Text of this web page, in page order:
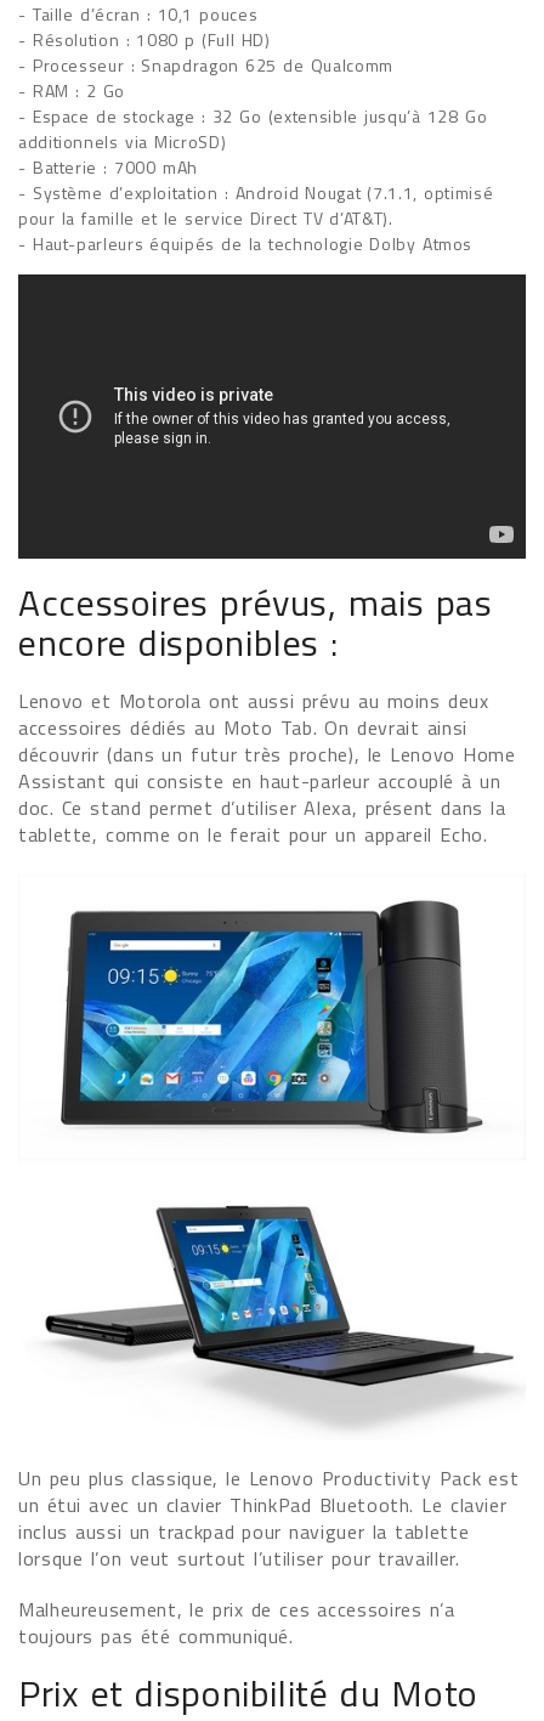
- Taille d’écran : 10,1 pouces
- Résolution : 1080 p (Full HD)
- Processeur : Snapdragon 625 de Qualcomm
- RAM : 2 Go
- Espace de stockage : 32 Go (extensible jusqu’à 128 Go
additionnels via MicroSD)
- Batterie : 7000 mAh
- Système d’exploitation : Android Nougat (7.1.1, optimisé
pour la famille et le service Direct TV d’AT&T).
- Haut-parleurs équipés de la technologie Dolby Atmos
Accessoires prévus, mais pas
encore disponibles :
Lenovo et Motorola ont aussi prévu au moins deux
accessoires dédiés au Moto Tab. On devrait ainsi
découvrir (dans un futur très proche), le Lenovo Home
Assistant qui consiste en haut-parleur accouplé à un
doc. Ce stand permet d’utiliser Alexa, présent dans la
tablette, comme on le ferait pour un appareil Echo.
Un peu plus classique, le Lenovo Productivity Pack est
un étui avec un clavier ThinkPad Bluetooth. Le clavier
inclus aussi un trackpad pour naviguer la tablette
lorsque l’on veut surtout l’utiliser pour travailler.
Malheureusement, le prix de ces accessoires n’a
toujours pas été communiqué.
Prix et disponibilité du Moto